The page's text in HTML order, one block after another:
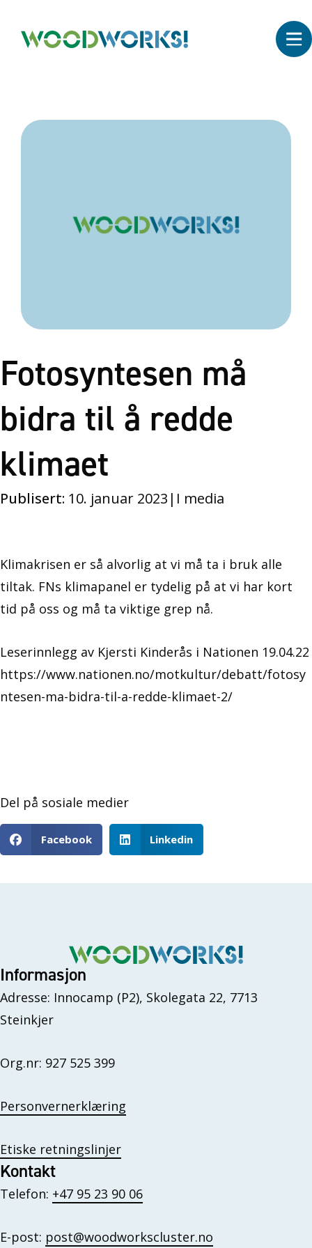
Fotosyntesen må
bidra til å redde
klimaet
Publisert: 10. januar 2023 | I media
Klimakrisen er så alvorlig at vi må ta i bruk alle
tiltak. FNs klimapanel er tydelig på at vi har kort
tid på oss og må ta viktige grep nå.
Leserinnlegg av Kjersti Kinderås i Nationen 19.04.22
https://www.nationen.no/motkultur/debatt/fotosy
ntesen-ma-bidra-til-a-redde-klimaet-2/
Del på sosiale medier
Facebook Linkedin
Informasjon
Adresse: Innocamp (P2), Skolegata 22, 7713
Steinkjer
Org.nr: 927 525 399
Personvernerklæring
Etiske retningslinjer
Kontakt
Telefon: +47 95 23 90 06
E-post: post@woodworkscluster.no